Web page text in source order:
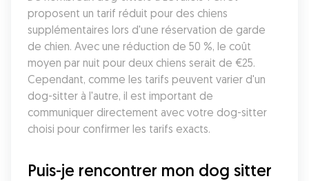
proposent un tarif réduit pour des chiens
supplémentaires lors d'une réservation de garde
de chien. Avec une réduction de 50 %, le coût
moyen par nuit pour deux chiens serait de €25.
Cependant, comme les tarifs peuvent varier d'un
dog-sitter à l'autre, il est important de
communiquer directement avec votre dog-sitter
choisi pour confirmer les tarifs exacts.
Puis-je rencontrer mon dog sitter